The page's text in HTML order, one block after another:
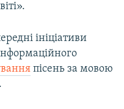
ініціативи
пісень за мовою